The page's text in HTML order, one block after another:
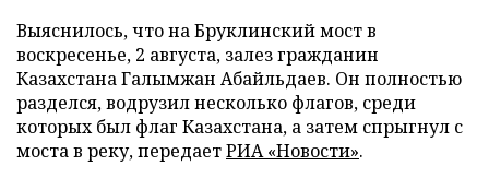
Выяснилось, что на Бруклинский мост в
воскресенье, 2 августа, залез гражданин
Казахстана Галымжан Абайльдаев. Он полностью
разделся, водрузил несколько флагов, среди
которых был флаг Казахстана, а затем спрыгнул с
моста в реку, передаетРИА «Новости».